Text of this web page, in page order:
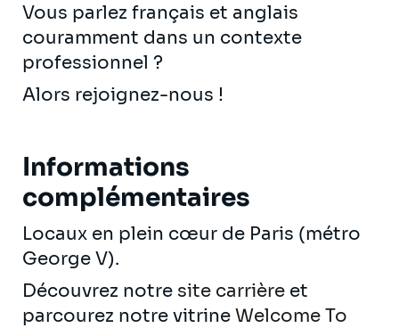
Vous parlez français et anglais
couramment dans un contexte
professionnel ?
Alors rejoignez-nous !
Informations
complémentaires
Locaux en plein cœur de Paris (métro
George V).
Découvrez notre site carrière et
parcourez notre vitrine Welcome To